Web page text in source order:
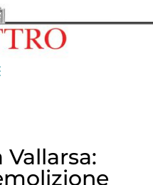
Vallarsa: